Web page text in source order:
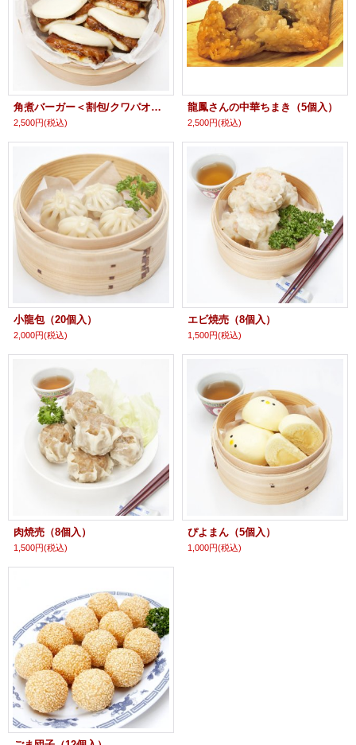
角煮バーガー＜割包/クワパオ＞（5個入）
2,500円(税込)
龍鳳さんの中華ちまき（5個入）
2,500円(税込)
小龍包（20個入）
2,000円(税込)
エビ焼売（8個入）
1,500円(税込)
肉焼売（8個入）
1,500円(税込)
ぴよまん（5個入）
1,000円(税込)